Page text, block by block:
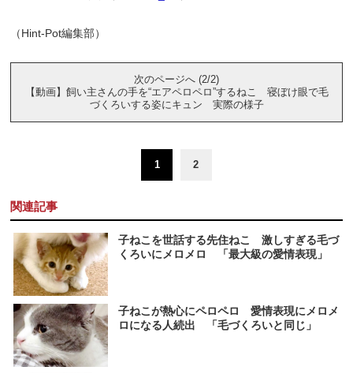
（Hint-Pot編集部）
次のページへ (2/2)
【動画】飼い主さんの手を“エアペロペロ”するねこ 寝ぼけ眼で毛
づくろいする姿にキュン 実際の様子
1 2
関連記事
子ねこを世話する先住ねこ 激しすぎる毛づ
くろいにメロメロ 「最大級の愛情表現」
子ねこが熱心にペロペロ 愛情表現にメロメ
ロになる人続出 「毛づくろいと同じ」